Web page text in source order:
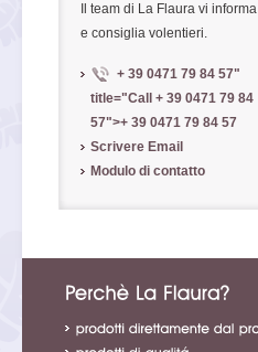
Il team di La Flaura vi informa
e consiglia volentieri.
+ 39 0471 79 84 57"
title="Call + 39 0471 79 84
57">+ 39 0471 79 84 57
Scrivere Email
Modulo di contatto